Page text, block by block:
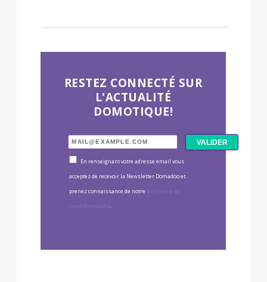
RESTEZ CONNECTÉ SUR
L'ACTUALITÉ
DOMOTIQUE!
En renseignant votre adresse email vous
acceptez de recevoir la Newsletter Domadoo et
prenez connaissance de notre
.